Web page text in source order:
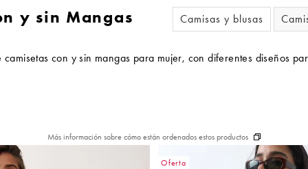
y sin Mangas Camisas y blusas
con y sin mangas para mujer, con diferentes diseños
Más información sobre cómo están ordenados estos productos
Oferta